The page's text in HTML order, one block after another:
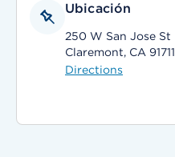
Ubicación
250 W San Jose St
Claremont, CA 91711
Directions